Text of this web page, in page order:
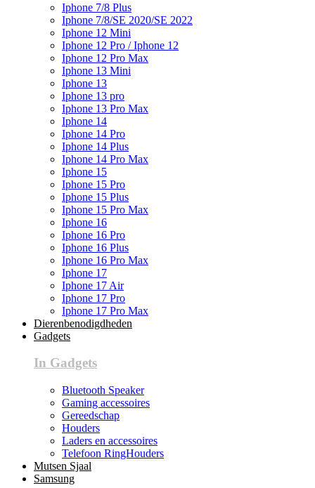
Iphone 7/8 Plus
Iphone 7/8/SE 2020/SE 2022
Iphone 12 Mini
Iphone 12 Pro / Iphone 12
Iphone 12 Pro Max
Iphone 13 Mini
Iphone 13
Iphone 13 pro
Iphone 13 Pro Max
Iphone 14
Iphone 14 Pro
Iphone 14 Plus
Iphone 14 Pro Max
Iphone 15
Iphone 15 Pro
Iphone 15 Plus
Iphone 15 Pro Max
Iphone 16
Iphone 16 Pro
Iphone 16 Plus
Iphone 16 Pro Max
Iphone 17
Iphone 17 Air
Iphone 17 Pro
Iphone 17 Pro Max
Dierenbenodigdheden
Gadgets
In Gadgets
Bluetooth Speaker
Gaming accessoires
Gereedschap
Houders
Laders en accessoires
Telefoon RingHouders
Mutsen Sjaal
Samsung